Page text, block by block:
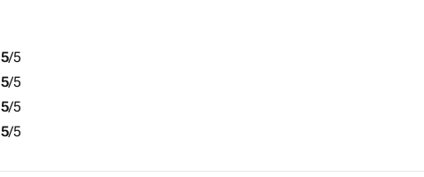
5/5
5/5
5/5
5/5